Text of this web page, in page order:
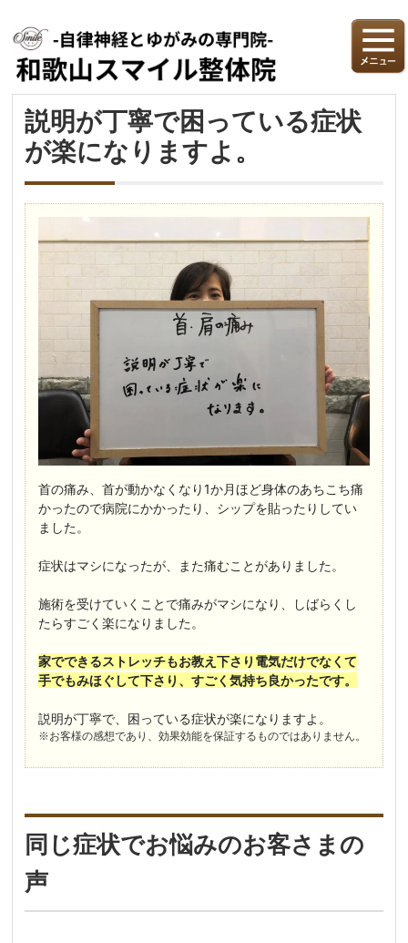
説明が丁寧で困っている症状
が楽になりますよ。
首の痛み、首が動かなくなり1か月ほど身体のあちこち痛
かったので病院にかかったり、シップを貼ったりしてい
ました。
症状はマシになったが、また痛むことがありました。
施術を受けていくことで痛みがマシになり、しばらくし
たらすごく楽になりました。
家でできるストレッチもお教え下さり電気だけでなくて
手でもみほぐして下さり、すごく気持ち良かったです。
説明が丁寧で、困っている症状が楽になりますよ。
※お客様の感想であり、効果効能を保証するものではありません。
同じ症状でお悩みのお客さまの
声